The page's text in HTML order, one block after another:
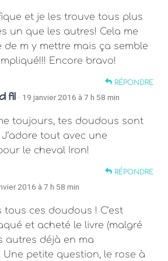
et je les trouve tous plus
un que les autres! Cela me
de m y mettre mais ça semble
Encore bravo!
RÉPONDRE
fil · 19 janvier 2016 à 7 h 58 min
toujours, tes doudous sont
tout avec une
le cheval Iron!
RÉPONDRE
2016 à 7 h 58 min
tous ces doudous ! C’est
et acheté le livre (malgré
autres déjà en ma
Une petite question, le rose à